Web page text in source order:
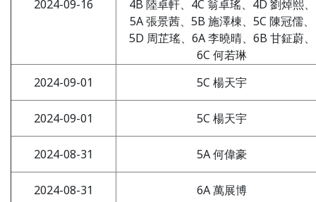
2024-09-16
4B 陸卓軒、4C 翁卓瑤、4D 劉焯熙、
5A 張景茜、5B 施澤棟、5C 陳冠儒、
5D 周芷瑤、6A 李曉晴、6B 甘鉦蔚、
6C 何若琳
2024-09-01
5C 楊天宇
2024-09-01 5C 楊天宇
2024-08-31 5A 何偉豪
2024-08-31 6A 萬展博